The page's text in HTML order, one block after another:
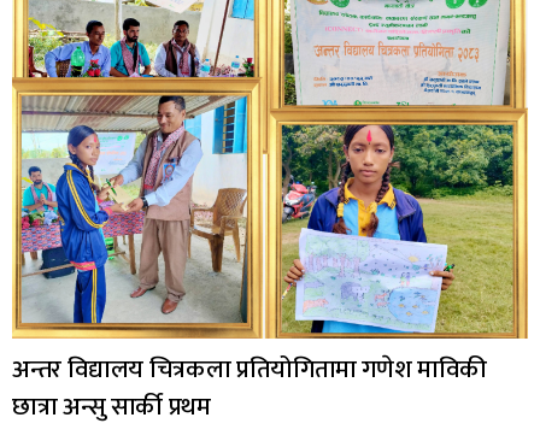
अन्तर विद्यालय चित्रकला प्रतियोगितामा गणेश माविकी
छात्रा अन्सु सार्की प्रथम